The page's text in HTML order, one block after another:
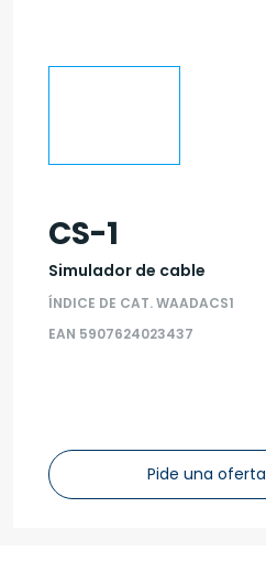
CS-1
Simulador de cable
ÍNDICE DE CAT. WAADACS1
EAN 5907624023437
Pide una oferta